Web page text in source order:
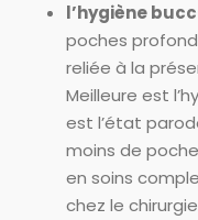
l’hygiène
poches
reliée à la
Meilleure est
est l’état
moins de
en soins
chez le